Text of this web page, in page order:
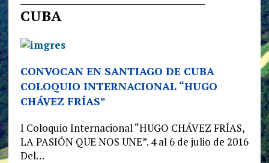
CUBA
CONVOCAN EN SANTIAGO DE CUBA
COLOQUIO INTERNACIONAL “HUGO
CHÁVEZ FRÍAS”
I Coloquio Internacional “HUGO CHÁVEZ FRÍAS,
LA PASIÓN QUE NOS UNE”. 4 al 6 de julio de 2016
Del…